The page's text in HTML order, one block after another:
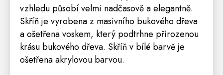
vzhledu působí velmi nadčasově a elegantně.
Skříň je vyrobena z masivního bukového dřeva
a ošetřena voskem, který podtrhne přirozenou
krásu bukového dřeva. Skříň v bílé barvě je
ošetřena akrylovou barvou.